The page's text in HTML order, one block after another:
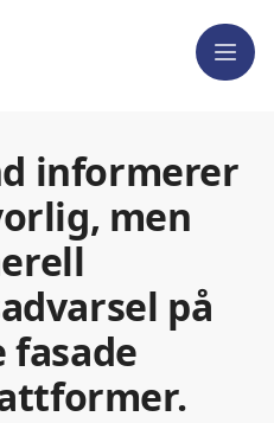
Meny
informerer
men
på
fasade